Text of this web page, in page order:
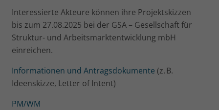
Interessierte Akteure können ihre Projektskizzen
bis zum 27.08.2025 bei der GSA – Gesellschaft für
Struktur- und Arbeitsmarktentwicklung mbH
einreichen.
Informationen und Antragsdokumente (z. B.
Ideenskizze, Letter of Intent)
PM/WM